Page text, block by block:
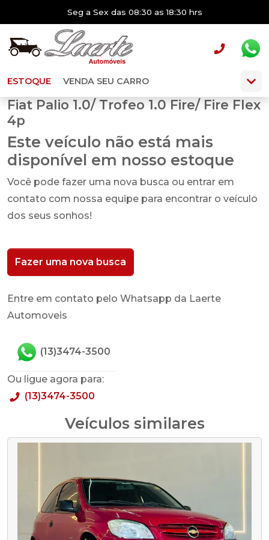
Seg a Sex das 08:30 as 18:30 hrs
ESTOQUE VENDA SEU CARRO
Fiat Palio 1.0/ Trofeo 1.0 Fire/ Fire Flex
4p
Este veículo não está mais
disponível em nosso estoque
Você pode fazer uma nova busca ou entrar em
contato com nossa equipe para encontrar o veículo
dos seus sonhos!
Fazer uma nova busca
Entre em contato pelo Whatsapp da Laerte
Automoveis
(13)3474-3500
Ou ligue agora para:
(13)3474-3500
Veículos similares